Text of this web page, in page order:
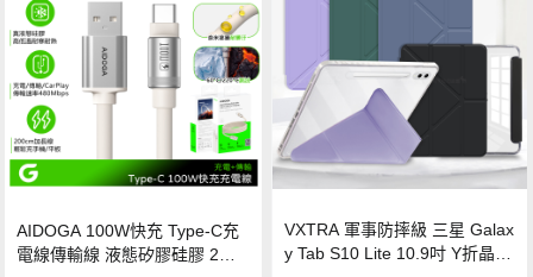
AIDOGA 100W快充 Type-C充
電線傳輸線 液態矽膠硅膠 2M
VXTRA 軍事防摔級 三星 Galax
y Tab S10 Lite 10.9吋 Y折晶透